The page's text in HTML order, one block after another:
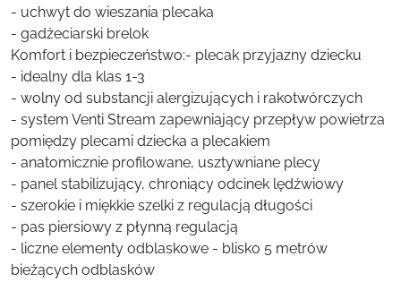
- uchwyt do wieszania plecaka
- gadżeciarski brelok
Komfort i bezpieczeństwo:- plecak przyjazny dziecku
- idealny dla klas 1-3
- wolny od substancji alergizujących i rakotwórczych
- system Venti Stream zapewniający przepływ powietrza
pomiędzy plecami dziecka a plecakiem
- anatomicznie profilowane, usztywniane plecy
- panel stabilizujący, chroniący odcinek lędźwiowy
- szerokie i miękkie szelki z regulacją długości
- pas piersiowy z płynną regulacją
- liczne elementy odblaskowe - blisko 5 metrów
bieżących odblasków